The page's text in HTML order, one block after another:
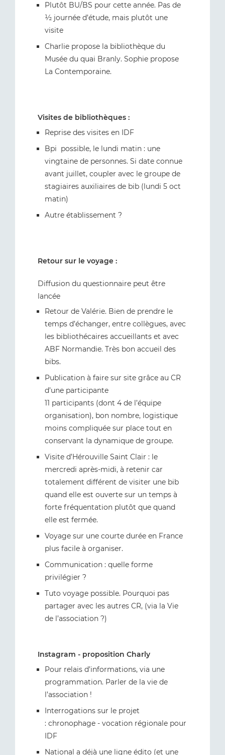
Plutôt BU/BS pour cette année. Pas de
½ journée d’étude, mais plutôt une
visite
Charlie propose la bibliothèque du
Musée du quai Branly. Sophie propose
La Contemporaine.
Visites de bibliothèques :
Reprise des visites en IDF
Bpi possible, le lundi matin : une
vingtaine de personnes. Si date connue
avant juillet, coupler avec le groupe de
stagiaires auxiliaires de bib (lundi 5 oct
matin)
Autre établissement ?
Retour sur le voyage :
Diffusion du questionnaire peut être
lancée
Retour de Valérie. Bien de prendre le
temps d’échanger, entre collègues, avec
les bibliothécaires accueillants et avec
ABF Normandie. Très bon accueil des
bibs.
Publication à faire sur site grâce au CR
d’une participante
11 participants (dont 4 de l’équipe
organisation), bon nombre, logistique
moins compliquée sur place tout en
conservant la dynamique de groupe.
Visite d’Hérouville Saint Clair : le
mercredi après-midi, à retenir car
totalement différent de visiter une bib
quand elle est ouverte sur un temps à
forte fréquentation plutôt que quand
elle est fermée.
Voyage sur une courte durée en France
plus facile à organiser.
Communication : quelle forme
privilégier ?
Tuto voyage possible. Pourquoi pas
partager avec les autres CR, (via la Vie
de l’association ?)
Instagram - proposition Charly
Pour relais d’informations, via une
programmation. Parler de la vie de
l’association !
Interrogations sur le projet
: chronophage - vocation régionale pour
IDF
National a déjà une ligne édito (et une